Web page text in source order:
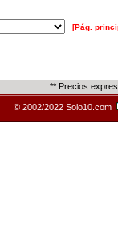
[Pág.
** Precios
© 2002/2022 Solo10.com